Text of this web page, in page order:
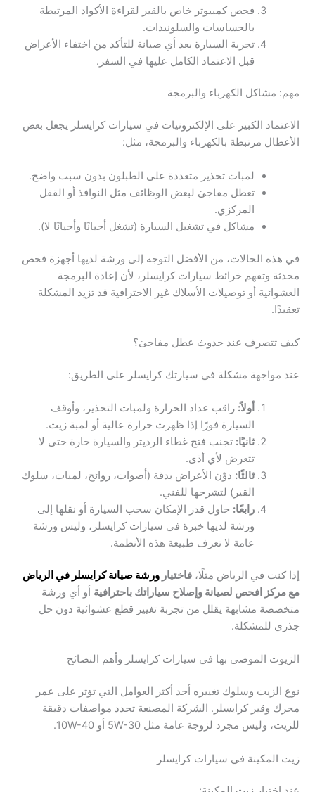
فحص كمبيوتر خاص بالقير لقراءة الأكواد المرتبطة
بالحساسات والسلونيدات.
تجربة السيارة بعد أي صيانة للتأكد من اختفاء الأعراض
قبل الاعتماد الكامل عليها في السفر.
مهم: مشاكل الكهرباء والبرمجة
الاعتماد الكبير على الإلكترونيات في سيارات كرايسلر يجعل بعض
الأعطال مرتبطة بالكهرباء والبرمجة، مثل:
لمبات تحذير متعددة على الطبلون بدون سبب واضح.
تعطل مفاجئ لبعض الوظائف مثل النوافذ أو القفل
المركزي.
مشاكل في تشغيل السيارة (تشغل أحيانًا وأحيانًا لا).
في هذه الحالات، من الأفضل التوجه إلى ورشة لديها أجهزة فحص
محدثة وتفهم خرائط سيارات كرايسلر، لأن إعادة البرمجة
العشوائية أو توصيلات الأسلاك غير الاحترافية قد تزيد المشكلة
تعقيدًا.
كيف تتصرف عند حدوث عطل مفاجئ؟
عند مواجهة مشكلة في سيارتك كرايسلر على الطريق:
أولاً: راقب عداد الحرارة ولمبات التحذير، وأوقف
السيارة فورًا إذا ظهرت حرارة عالية أو لمبة زيت.
ثانيًا: تجنب فتح غطاء الرديتر والسيارة حارة حتى لا
تتعرض لأي أذى.
ثالثًا: دوّن الأعراض بدقة (أصوات، روائح، لمبات، سلوك
القير) لتشرحها للفني.
رابعًا: حاول قدر الإمكان سحب السيارة أو نقلها إلى
ورشة لديها خبرة في سيارات كرايسلر، وليس ورشة
عامة لا تعرف طبيعة هذه الأنظمة.
إذا كنت في الرياض مثلًا،فاختيار ورشة صيانة كرايسلر في الرياض
مع مركز افحص لصيانة وإصلاح سياراتك باحترافية أو أي ورشة
متخصصة مشابهة يقلل من تجربة تغيير قطع عشوائية دون حل
جذري للمشكلة.
الزيوت الموصى بها في سيارات كرايسلر وأهم النصائح
نوع الزيت وسلوك تغييره أحد أكثر العوامل التي تؤثر على عمر
محرك وقير كرايسلر. الشركة المصنعة تحدد مواصفات دقيقة
للزيت، وليس مجرد لزوجة عامة مثل 5W-30 أو 10W-40.
زيت المكينة في سيارات كرايسلر